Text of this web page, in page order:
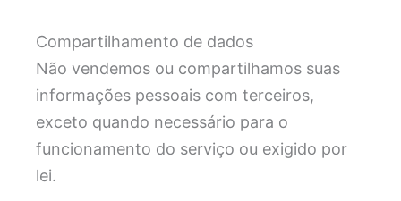
Compartilhamento de dados
Não vendemos ou compartilhamos suas
informações pessoais com terceiros,
exceto quando necessário para o
funcionamento do serviço ou exigido por
lei.